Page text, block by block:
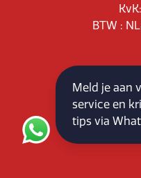
BTW :
Meld je aan
service en
tips via